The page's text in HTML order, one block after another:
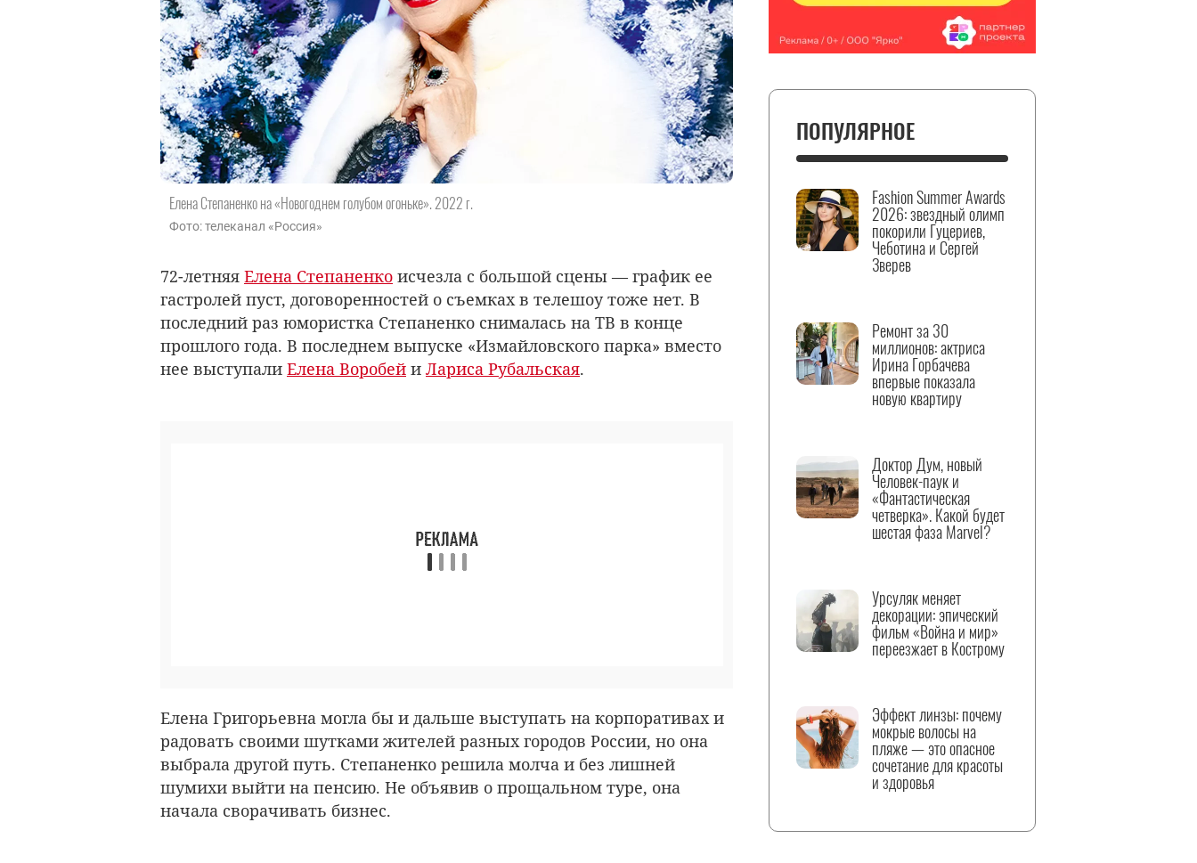
Елена Степаненко на «Новогоднем голубом огоньке». 2022 г.
Фото: телеканал «Россия»
72-летняя Елена Степаненко исчезла с большой сцены — график ее
гастролей пуст, договоренностей о съемках в телешоу тоже нет. В
последний раз юмористка Степаненко снималась на ТВ в конце
прошлого года. В последнем выпуске «Измайловского парка» вместо
нее выступали Елена Воробей и Лариса Рубальская.
Елена Григорьевна могла бы и дальше выступать на корпоративах и
радовать своими шутками жителей разных городов России, но она
выбрала другой путь. Степаненко решила молча и без лишней
шумихи выйти на пенсию. Не объявив о прощальном туре, она
начала сворачивать бизнес.
ПОПУЛЯРНОЕ
Fashion Summer Awards
2026: звездный олимп
покорили Гуцериев,
Чеботина и Сергей
Зверев
Ремонт за 30
миллионов: актриса
Ирина Горбачева
впервые показала
новую квартиру
Доктор Дум, новый
Человек-паук и
«Фантастическая
четверка». Какой будет
шестая фаза Marvel?
Урсуляк меняет
декорации: эпический
фильм «Война и мир»
переезжает в Кострому
Эффект линзы: почему
мокрые волосы на
пляже — это опасное
сочетание для красоты
и здоровья